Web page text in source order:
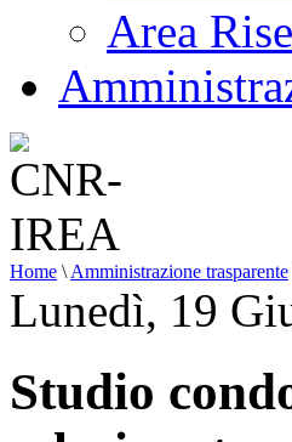
Area
Home \ Amministrazione trasparente
Lunedì, 19
Studio